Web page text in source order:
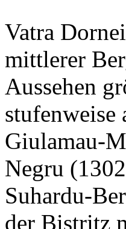
Vatra
mittlerer
Aussehen
stufenweise
Giulamau-
Negru
Suhardu-
der Bistritz